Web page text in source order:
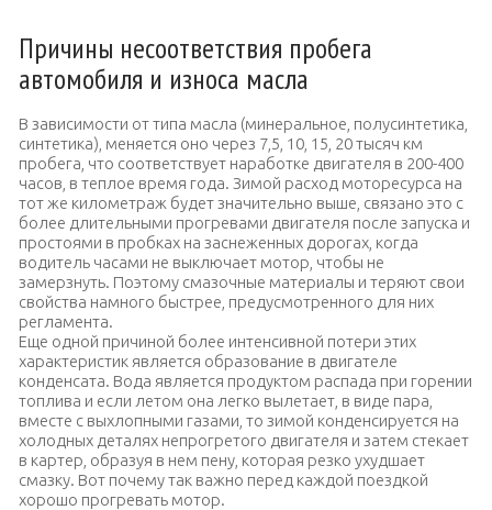
Причины несоответствия пробега
автомобиля и износа масла
В зависимости от типа масла (минеральное, полусинтетика,
синтетика), меняется оно через 7,5, 10, 15, 20 тысяч км
пробега, что соответствует наработке двигателя в 200-400
часов, в теплое время года. Зимой расход моторесурса на
тот же километраж будет значительно выше, связано это с
более длительными прогревами двигателя после запуска и
простоями в пробках на заснеженных дорогах, когда
водитель часами не выключает мотор, чтобы не
замерзнуть. Поэтому смазочные материалы и теряют свои
свойства намного быстрее, предусмотренного для них
регламента.
Еще одной причиной более интенсивной потери этих
характеристик является образование в двигателе
конденсата. Вода является продуктом распада при горении
топлива и если летом она легко вылетает, в виде пара,
вместе с выхлопными газами, то зимой конденсируется на
холодных деталях непрогретого двигателя и затем стекает
в картер, образуя в нем пену, которая резко ухудшает
смазку. Вот почему так важно перед каждой поездкой
хорошо прогревать мотор.